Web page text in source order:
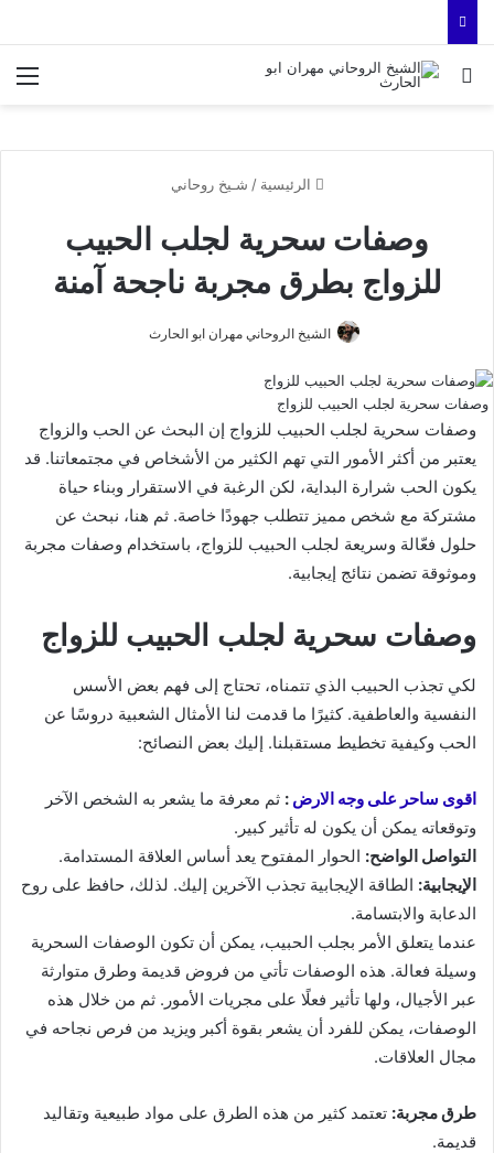
بحث عن
الرئيسية / شـيخ روحاني
وصفات سحرية لجلب الحبيب
للزواج بطرق مجربة ناجحة آمنة
الشيخ الروحاني مهران ابو الحارث
وصفات سحرية لجلب الحبيب للزواج
وصفات سحرية لجلب الحبيب للزواج إن البحث عن الحب والزواج
يعتبر من أكثر الأمور التي تهم الكثير من الأشخاص في مجتمعاتنا. قد
يكون الحب شرارة البداية، لكن الرغبة في الاستقرار وبناء حياة
مشتركة مع شخص مميز تتطلب جهودًا خاصة. ثم هنا، نبحث عن
حلول فعّالة وسريعة لجلب الحبيب للزواج، باستخدام وصفات مجربة
وموثوقة تضمن نتائج إيجابية.
وصفات سحرية لجلب الحبيب للزواج
لكي تجذب الحبيب الذي تتمناه، تحتاج إلى فهم بعض الأسس
النفسية والعاطفية. كثيرًا ما قدمت لنا الأمثال الشعبية دروسًا عن
الحب وكيفية تخطيط مستقبلنا. إليك بعض النصائح:
اقوى ساحر على وجه الارض : ثم معرفة ما يشعر به الشخص الآخر
وتوقعاته يمكن أن يكون له تأثير كبير.
التواصل الواضح: الحوار المفتوح يعد أساس العلاقة المستدامة.
الإيجابية: الطاقة الإيجابية تجذب الآخرين إليك. لذلك، حافظ على روح
الدعابة والابتسامة.
عندما يتعلق الأمر بجلب الحبيب، يمكن أن تكون الوصفات السحرية
وسيلة فعالة. هذه الوصفات تأتي من فروض قديمة وطرق متوارثة
عبر الأجيال، ولها تأثير فعلًا على مجريات الأمور. ثم من خلال هذه
الوصفات، يمكن للفرد أن يشعر بقوة أكبر ويزيد من فرص نجاحه في
مجال العلاقات.
طرق مجربة: تعتمد كثير من هذه الطرق على مواد طبيعية وتقاليد
قديمة.